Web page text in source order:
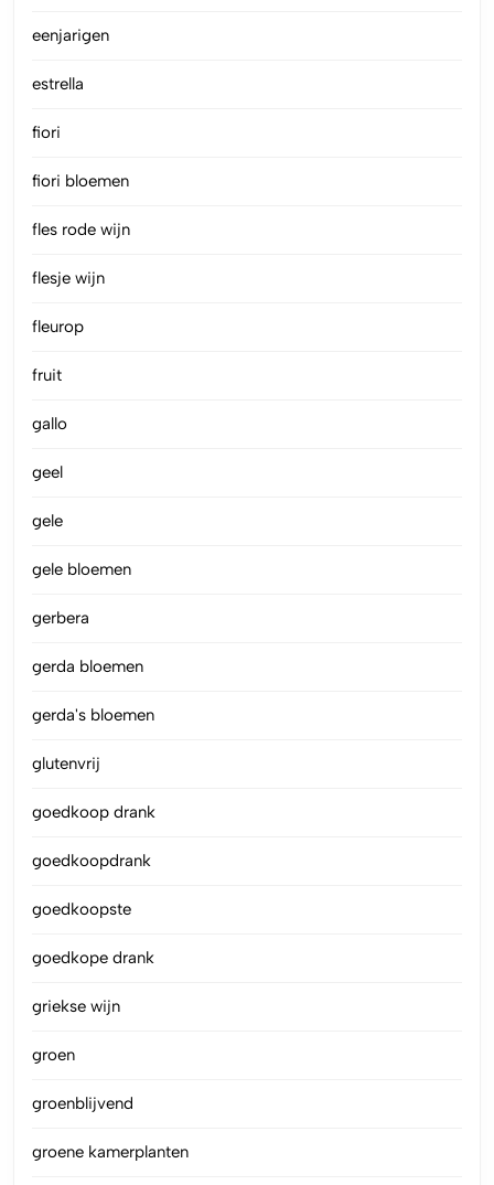
eenjarigen
estrella
fiori
fiori bloemen
fles rode wijn
flesje wijn
fleurop
fruit
gallo
geel
gele
gele bloemen
gerbera
gerda bloemen
gerda's bloemen
glutenvrij
goedkoop drank
goedkoopdrank
goedkoopste
goedkope drank
griekse wijn
groen
groenblijvend
groene kamerplanten